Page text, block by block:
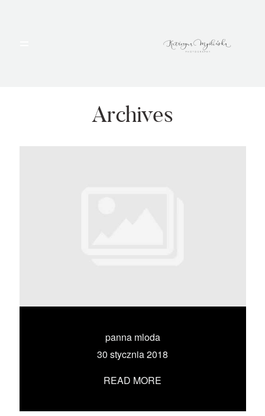
Archives
panna mloda
30 stycznia 2018
READ MORE
PORTFOLIO
UMÓW SIĘ ZE MNĄ →